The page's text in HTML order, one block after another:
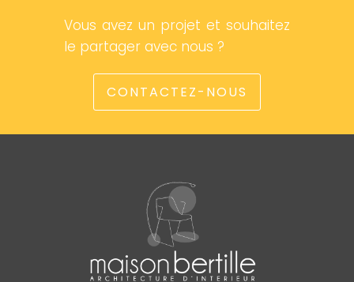
Vous avez un projet et souhaitez
le partager avec nous ?
CONTACTEZ-NOUS